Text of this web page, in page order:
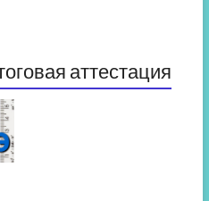
аттестация